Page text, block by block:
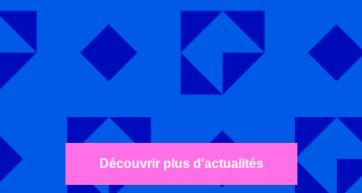
Découvrir plus d'actualités